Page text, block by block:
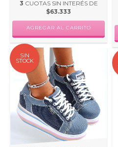
3 CUOTAS SIN INTERÉS DE
$63.333
AGREGAR AL CARRITO
SIN
STOCK